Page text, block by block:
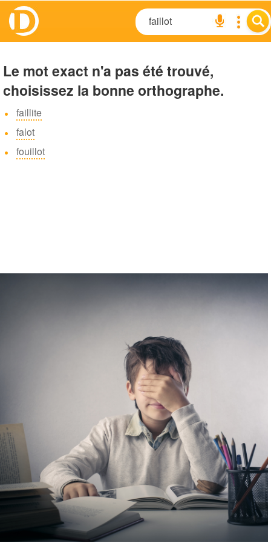
Le mot exact n'a pas été trouvé,
choisissez la bonne orthographe.
faillite
falot
fouillot